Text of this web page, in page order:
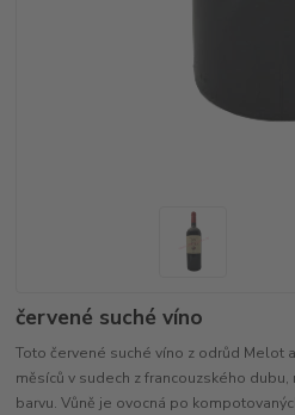
červené suché víno
Toto červené suché víno z odrůd Melot
měsíců v sudech z francouzského
barvu. Vůně je ovocná po